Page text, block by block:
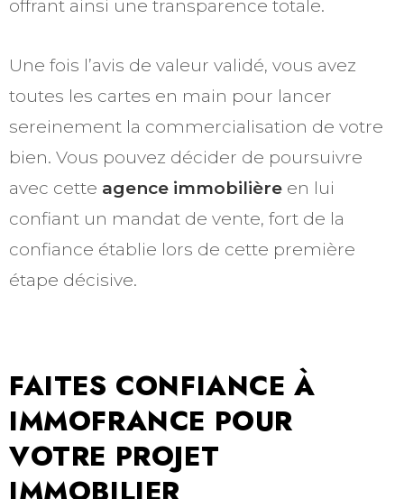
offrant ainsi une transparence totale.
Une fois l’avis de valeur validé, vous avez
toutes les cartes en main pour lancer
sereinement la commercialisation de votre
bien. Vous pouvez décider de poursuivre
avec cette agence immobilière en lui
confiant un mandat de vente, fort de la
confiance établie lors de cette première
étape décisive.
FAITES CONFIANCE À
IMMOFRANCE POUR
VOTRE PROJET